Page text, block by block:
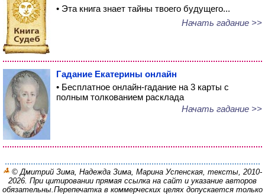
• Эта книга знает тайны твоего будущего...
Начать гадание >>
Гадание Екатерины онлайн
• Бесплатное онлайн-гадание на 3 карты с
полным толкованием расклада
Начать гадание >>
© Дмитрий Зима, Надежда Зима, Марина Успенская, тексты, 2010-
2026. При цитировании прямая ссылка на сайт и указание авторов
обязательны.Перепечатка в коммерческих целях допускается только